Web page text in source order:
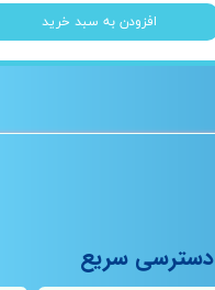
افزودن به سبد خرید
دسترسی سریع